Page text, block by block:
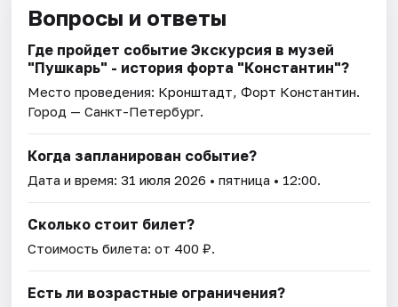
Вопросы и ответы
Где пройдет событие Экскурсия в музей
"Пушкарь" - история форта "Константин"?
Место проведения: Кронштадт, Форт Константин.
Город — Санкт-Петербург.
Когда запланирован событие?
Дата и время:31 июля 2026 • пятница • 12:00.
Сколько стоит билет?
Стоимость билета: от 400 ₽.
Есть ли возрастные ограничения?